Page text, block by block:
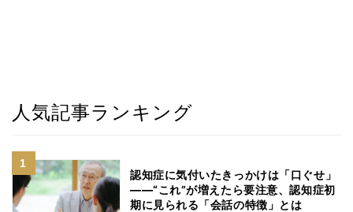
人気記事ランキング
認知症に気付いたきっかけは「口ぐせ」
――“これ”が増えたら要注意、認知症初
期に見られる「会話の特徴」とは